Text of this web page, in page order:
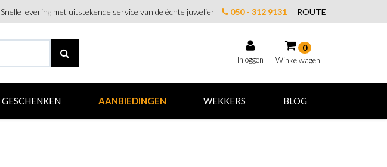
Snelle levering met uitstekende service van de échte juwelier 050 - 312 9131| ROUTE
Inloggen
0
Winkelwagen
Winkelwagen
GESCHENKEN AANBIEDINGEN WEKKERS BLOG